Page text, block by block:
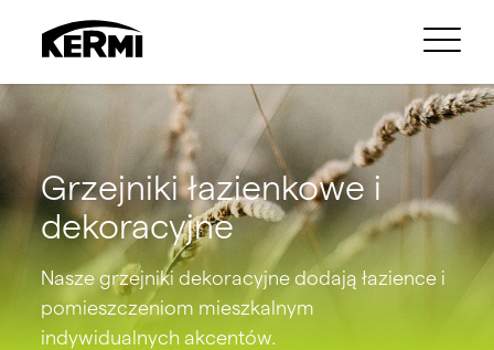
Grzejniki łazienkowe i
dekoracyjne
Nasze grzejniki dekoracyjne dodają łazience i
pomieszczeniom mieszkalnym
indywidualnych akcentów.